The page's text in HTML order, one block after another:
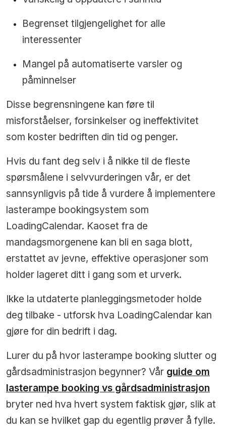
Begrenset tilgjengelighet for alle
interessenter
Mangel på automatiserte varsler og
påminnelser
Disse begrensningene kan føre til
misforståelser, forsinkelser og ineffektivitet
som koster bedriften din tid og penger.
Hvis du fant deg selv i å nikke til de fleste
spørsmålene i selvvurderingen vår, er det
sannsynligvis på tide å vurdere å implementere
lasterampe bookingsystem som
LoadingCalendar. Kaoset fra de
mandagsmorgenene kan bli en saga blott,
erstattet av jevne, effektive operasjoner som
holder lageret ditt i gang som et urverk.
Ikke la utdaterte planleggingsmetoder holde
deg tilbake - utforsk hva LoadingCalendar kan
gjøre for din bedrift i dag.
Lurer du på hvor lasterampe booking slutter og
gårdsadministrasjon begynner? Vår guide om
lasterampe booking vs gårdsadministrasjon
bryter ned hva hvert system faktisk gjør, slik at
du kan se hvilket gap du egentlig prøver å fylle.